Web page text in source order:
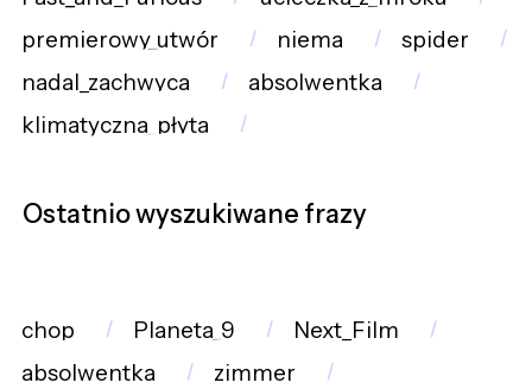
premierowy_utwór
niema
spider
nadal_zachwyca
absolwentka
klimatyczna_płyta
Ostatnio wyszukiwane frazy
chop Planeta_9
Next_Film
absolwentka
zimmer